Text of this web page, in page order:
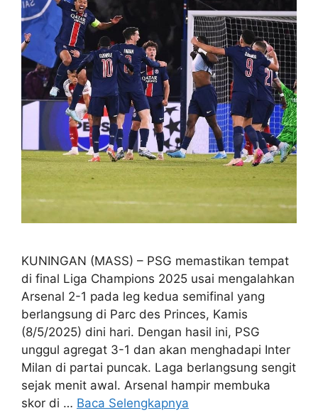
KUNINGAN (MASS) – PSG memastikan tempat
di final Liga Champions 2025 usai mengalahkan
Arsenal 2-1 pada leg kedua semifinal yang
berlangsung di Parc des Princes, Kamis
(8/5/2025) dini hari. Dengan hasil ini, PSG
unggul agregat 3-1 dan akan menghadapi Inter
Milan di partai puncak. Laga berlangsung sengit
sejak menit awal. Arsenal hampir membuka
skor di … Baca Selengkapnya